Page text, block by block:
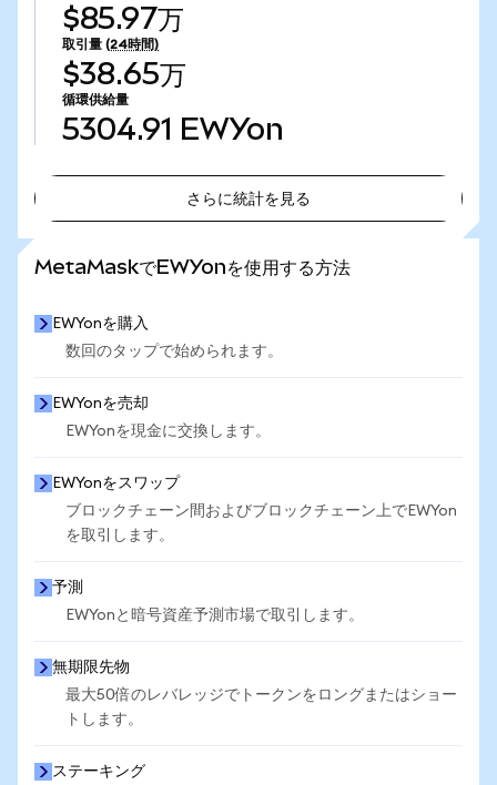
$85.97万
取引量 (24時間)
$38.65万
循環供給量
5304.91 EWYon
さらに統計を見る
MetaMaskでEWYonを使用する方法
EWYonを購入
数回のタップで始められます。
EWYonを売却
EWYonを現金に交換します。
EWYonをスワップ
ブロックチェーン間およびブロックチェーン上でEWYon
を取引します。
予測
EWYonと暗号資産予測市場で取引します。
無期限先物
最大50倍のレバレッジでトークンをロングまたはショー
トします。
ステーキング